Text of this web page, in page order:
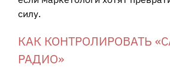
силу.
КАК КОНТРОЛИРОВАТЬ
РАДИО»